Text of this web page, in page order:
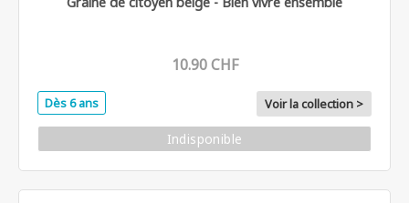
10.90 CHF
Dès 6 ans Voir la collection >
Indisponible